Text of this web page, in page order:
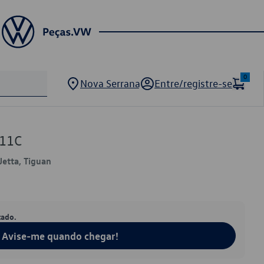
Nova Serrana Entre/registre-se
0
Tiguan
Avise-me quando chegar!